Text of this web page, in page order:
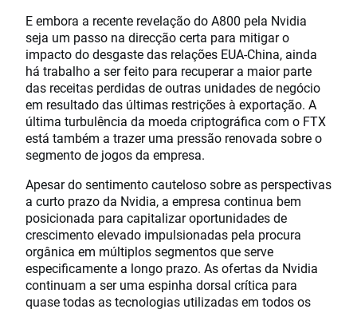
E embora a recente revelação do A800 pela Nvidia
seja um passo na direcção certa para mitigar o
impacto do desgaste das relações EUA-China, ainda
há trabalho a ser feito para recuperar a maior parte
das receitas perdidas de outras unidades de negócio
em resultado das últimas restrições à exportação. A
última turbulência da moeda criptográfica com o FTX
está também a trazer uma pressão renovada sobre o
segmento de jogos da empresa.
Apesar do sentimento cauteloso sobre as perspectivas
a curto prazo da Nvidia, a empresa continua bem
posicionada para capitalizar oportunidades de
crescimento elevado impulsionadas pela procura
orgânica em múltiplos segmentos que serve
especificamente a longo prazo. As ofertas da Nvidia
continuam a ser uma espinha dorsal crítica para
quase todas as tecnologias utilizadas em todos os